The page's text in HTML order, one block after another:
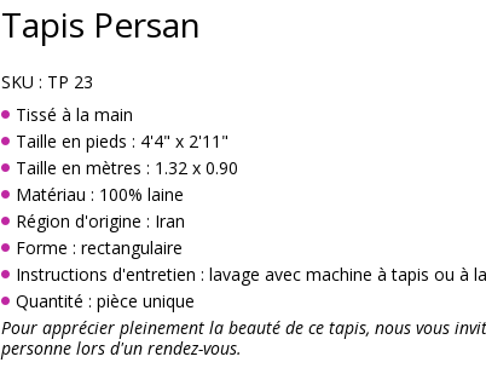
Tapis Persan
SKU : TP 23
Tissé à la main
Taille en pieds : 4'4" x 2'11"
Taille en mètres : 1.32 x 0.90
Matériau : 100% laine
Région d'origine : Iran
Forme : rectangulaire
Instructions d'entretien : lavage avec machine à tapis ou à
Quantité : pièce unique
Pour apprécier pleinement la beauté de ce tapis, nous vous
personne lors d'un rendez-vous.